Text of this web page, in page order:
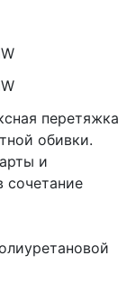
перетяжка
обивки.
и
сочетание